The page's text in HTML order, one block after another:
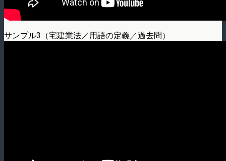
サンプル3（宅建業法／用語の定義／過去問）